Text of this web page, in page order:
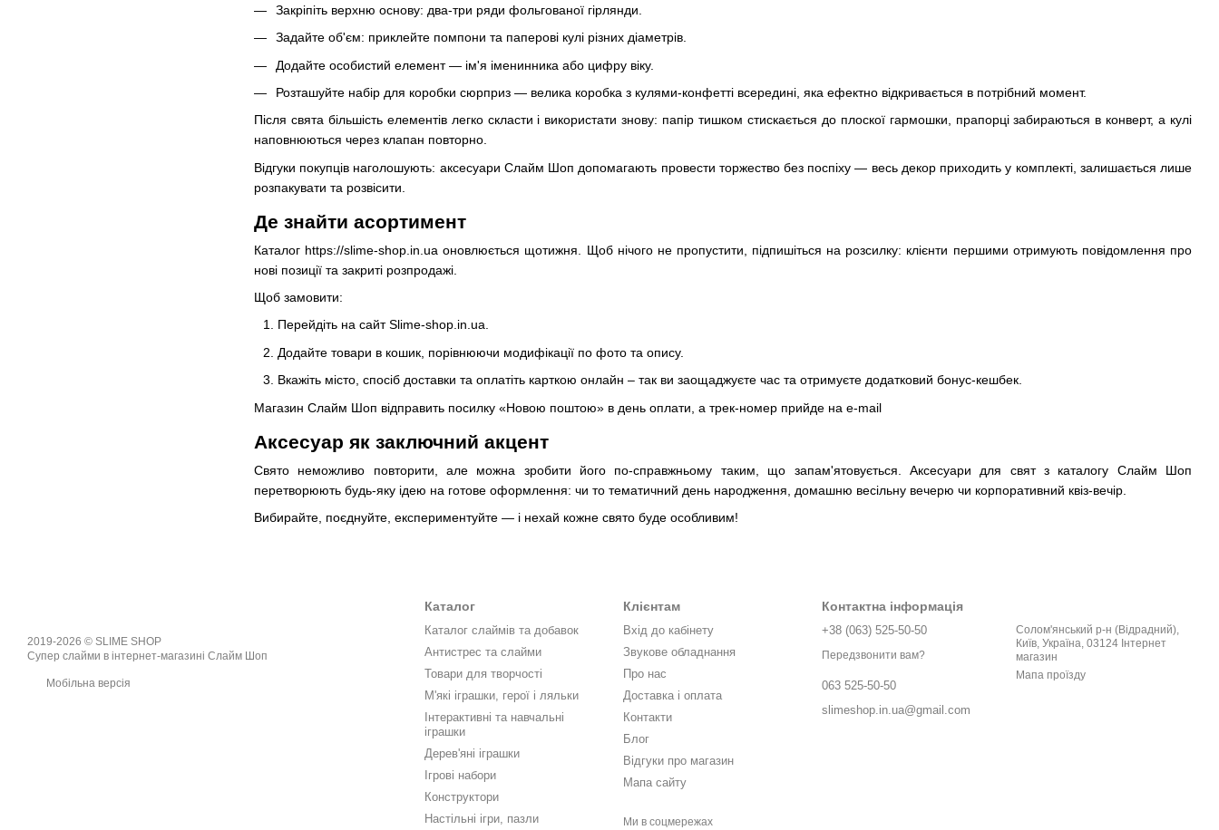
Закріпіть верхню основу: два-три ряди фольгованої гірлянди.
Задайте об'єм: приклейте помпони та паперові кулі різних діаметрів.
Додайте особистий елемент — ім'я іменинника або цифру віку.
Розташуйте набір для коробки сюрприз — велика коробка з кулями-конфетті всередині, яка ефектно відкривається в потрібний момент.
Після свята більшість елементів легко скласти і використати знову: папір тишком стискається до плоскої гармошки, прапорці забираються в конверт, а кулі
наповнюються через клапан повторно.
Відгуки покупців наголошують: аксесуари Слайм Шоп допомагають провести торжество без поспіху — весь декор приходить у комплекті, залишається лише
розпакувати та розвісити.
Де знайти асортимент
Каталог https://slime-shop.in.ua оновлюється щотижня. Щоб нічого не пропустити, підпишіться на розсилку: клієнти першими отримують повідомлення про
нові позиції та закриті розпродажі.
Щоб замовити:
Перейдіть на сайт Slime-shop.in.ua.
Додайте товари в кошик, порівнюючи модифікації по фото та опису.
Вкажіть місто, спосіб доставки та оплатіть карткою онлайн – так ви заощаджуєте час та отримуєте додатковий бонус-кешбек.
Магазин Слайм Шоп відправить посилку «Новою поштою» в день оплати, а трек-номер прийде на e-mail
Аксесуар як заключний акцент
Свято неможливо повторити, але можна зробити його по-справжньому таким, що запам'ятовується. Аксесуари для свят з каталогу Слайм Шоп
перетворюють будь-яку ідею на готове оформлення: чи то тематичний день народження, домашню весільну вечерю чи корпоративний квіз-вечір.
Вибирайте, поєднуйте, експериментуйте — і нехай кожне свято буде особливим!
2019-2026 © SLIME SHOP
Супер слайми в інтернет-магазині Слайм Шоп
Мобільна версія
Каталог
Каталог слаймів та добавок
Антистрес та слайми
Товари для творчості
М'які іграшки, герої і ляльки
Інтерактивні та навчальні
іграшки
Дерев'яні іграшки
Ігрові набори
Конструктори
Настільні ігри, пазли
Клієнтам
Вхід до кабінету
Звукове обладнання
Про нас
Доставка і оплата
Контакти
Блог
Відгуки про магазин
Мапа сайту
Ми в соцмережах
Контактна інформація
+38 (063) 525-50-50
Передзвонити вам?
063 525-50-50
slimeshop.in.ua@gmail.com
Солом'янський р-н (Відрадний),
Київ, Україна, 03124 Інтернет
магазин
Мапа проїзду